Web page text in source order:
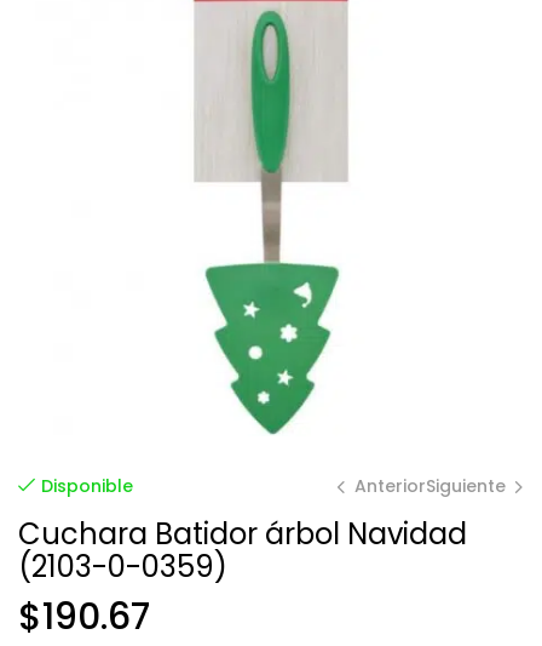
Disponible AnteriorSiguiente
Cuchara Batidor árbol Navidad
(2103-0-0359)
$190.67